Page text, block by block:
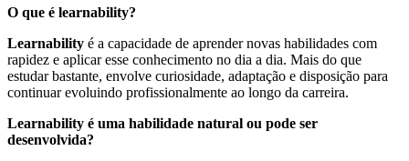
O que é learnability?
Learnability é a capacidade de aprender novas habilidades com
rapidez e aplicar esse conhecimento no dia a dia. Mais do que
estudar bastante, envolve curiosidade, adaptação e disposição para
continuar evoluindo profissionalmente ao longo da carreira.
Learnability é uma habilidade natural ou pode ser
desenvolvida?